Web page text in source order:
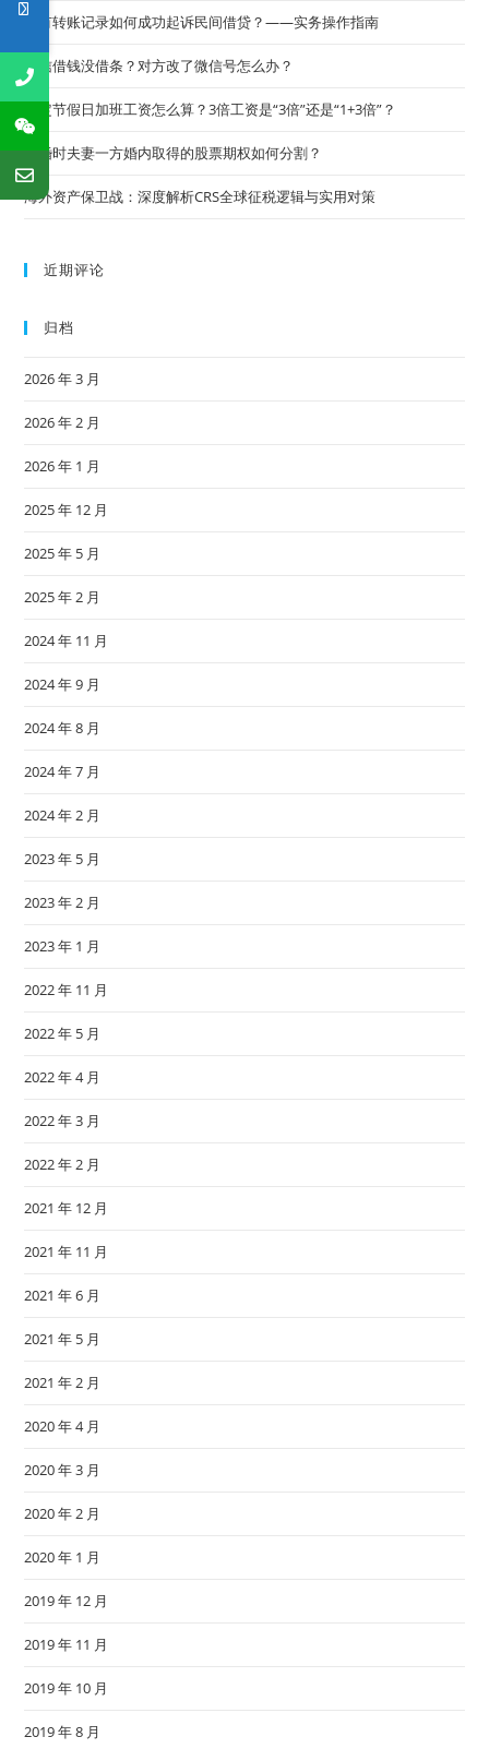
仅有转账记录如何成功起诉民间借贷？——实务操作指南
微信借钱没借条？对方改了微信号怎么办？
法定节假日加班工资怎么算？3倍工资是“3倍”还是“1+3倍”？
离婚时夫妻一方婚内取得的股票期权如何分割？
海外资产保卫战：深度解析CRS全球征税逻辑与实用对策
近期评论
归档
2026 年 3 月
2026 年 2 月
2026 年 1 月
2025 年 12 月
2025 年 5 月
2025 年 2 月
2024 年 11 月
2024 年 9 月
2024 年 8 月
2024 年 7 月
2024 年 2 月
2023 年 5 月
2023 年 2 月
2023 年 1 月
2022 年 11 月
2022 年 5 月
2022 年 4 月
2022 年 3 月
2022 年 2 月
2021 年 12 月
2021 年 11 月
2021 年 6 月
2021 年 5 月
2021 年 2 月
2020 年 4 月
2020 年 3 月
2020 年 2 月
2020 年 1 月
2019 年 12 月
2019 年 11 月
2019 年 10 月
2019 年 8 月